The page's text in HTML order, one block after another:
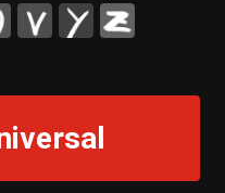
N O
P